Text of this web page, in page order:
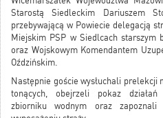
Starostą Siedleckim Dariuszem
przebywającą w Powiecie delegacją
Miejskim PSP w Siedlcach starszym
oraz Wojskowym Komendantem
Oździńskim.
Następnie goście wysłuchali prelekcji
tonących, obejrzeli pokaz działań
zbiorniku wodnym oraz